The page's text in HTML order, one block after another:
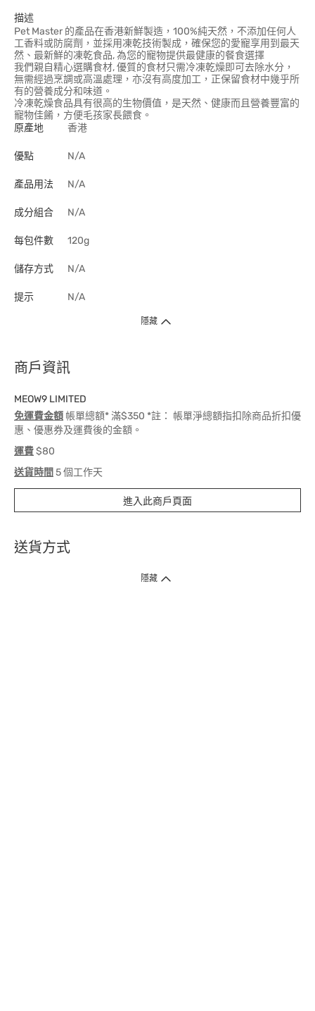
描述
Pet Master 的產品在香港新鮮製造，100%純天然，不添加任何人
工香料或防腐劑，並採用凍乾技術製成，確保您的愛寵享用到最天
然、最新鮮的凍乾食品, 為您的寵物提供最健康的餐食選擇
我們親自精心選購食材, 優質的食材只需冷凍乾燥即可去除水分，
無需經過烹調或高溫處理，亦沒有高度加工，正保留食材中幾乎所
有的營養成分和味道。
冷凍乾燥食品具有很高的生物價值，是天然、健康而且營養豐富的
寵物佳餚，方便毛孩家長餵食。
原產地
香港
優點 N/A
產品用法 N/A
成分組合 N/A
每包件數 120g
儲存方式 N/A
提示 N/A
隱藏
商戶資訊
MEOW9 LIMITED
免運費金額 帳單總額* 滿$350 *註： 帳單淨總額指扣除商品折扣優
惠、優惠券及運費後的金額。
運費$80
送貨時間 5 個工作天
進入此商戶頁面
送貨方式
1. 送貨到府（受衛生署條例規管產品除外 ）
隱藏